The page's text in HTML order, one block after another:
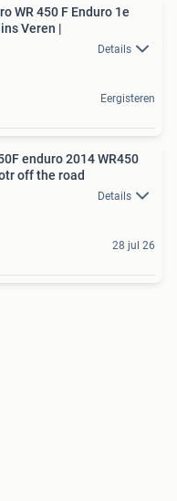
WR 450 F Enduro 1e
Veren |
Details
Eergisteren
enduro 2014 WR450
off the road
Details
28 jul 26